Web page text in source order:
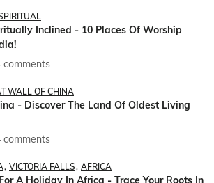
Inclined - 10 Places Of Worship
comments
WALL OF CHINA
- Discover The Land Of Oldest Living
comments
VICTORIA FALLS AFRICA
A Holiday In Africa - Trace Your Roots In